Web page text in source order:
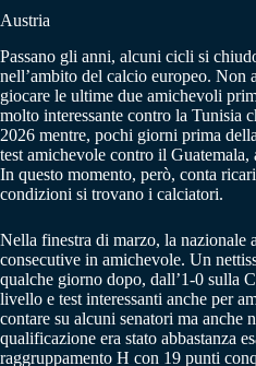
Austria
Passano gli anni, alcuni cicli si
nell’ambito del calcio europeo. Non
giocare le ultime due amichevoli
molto interessante contro la Tunisia
2026 mentre, pochi giorni prima
test amichevole contro il
In questo momento, però, conta
condizioni si trovano i calciatori.
Nella finestra di marzo, la nazionale
consecutive in amichevole. Un
qualche giorno dopo, dall’1-0 sulla
livello e test interessanti anche per
contare su alcuni senatori ma anche
qualificazione era stato abbastanza
raggruppamento H con 19 punti